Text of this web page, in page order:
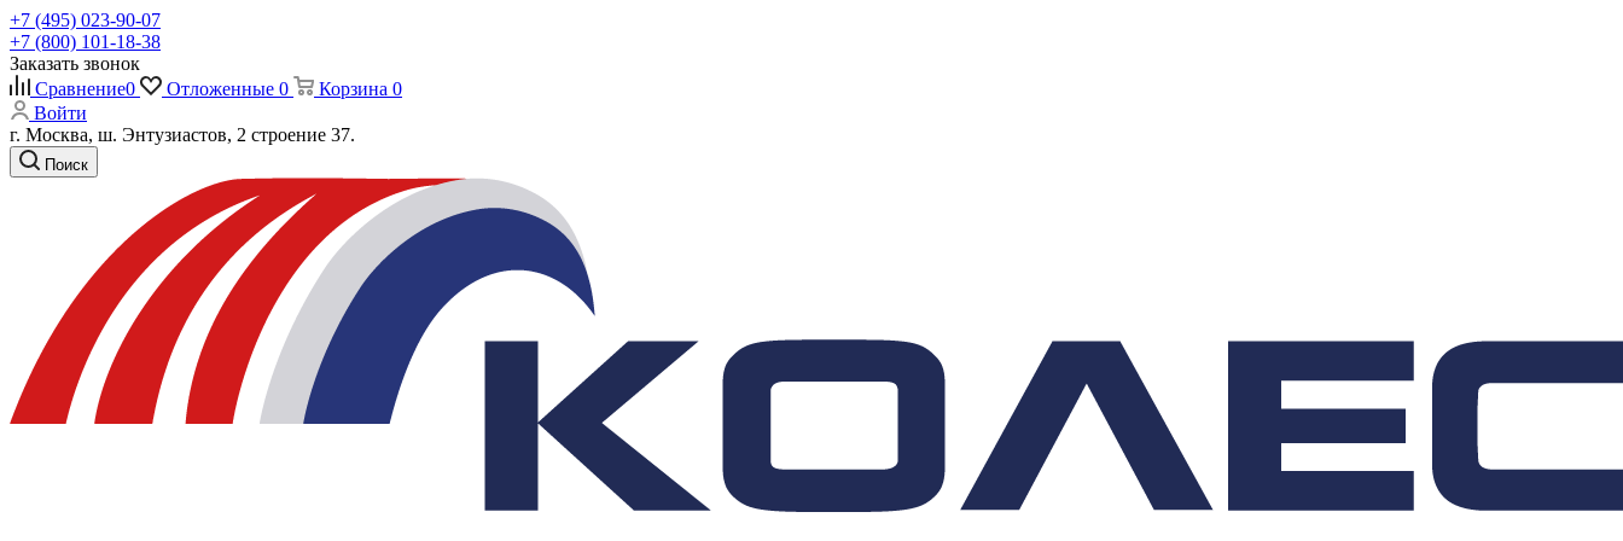
+7 (495) 023-90-07
+7 (800) 101-18-38
Заказать звонок
Сравнение0 Отложенные 0 Корзина 0
Войти
г. Москва, ш. Энтузиастов, 2 строение 37.
Поиск